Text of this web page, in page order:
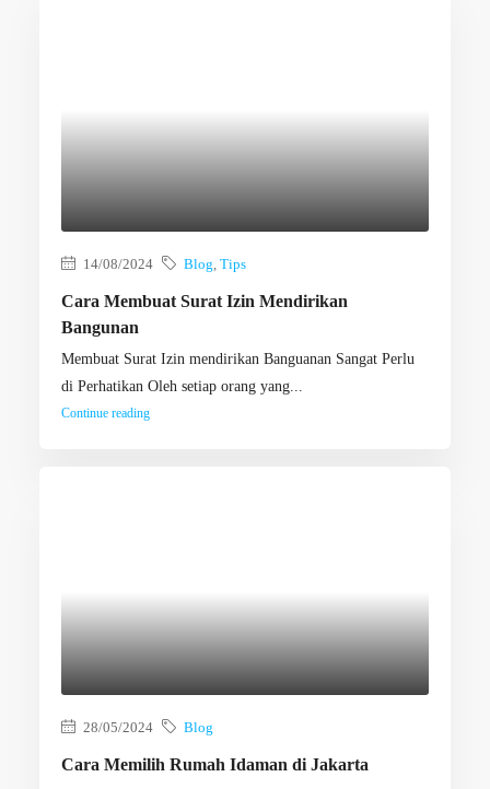
14/08/2024 Blog, Tips
Cara Membuat Surat Izin Mendirikan
Bangunan
Membuat Surat Izin mendirikan Banguanan Sangat Perlu
di Perhatikan Oleh setiap orang yang...
Continue reading
28/05/2024 Blog
Cara Memilih Rumah Idaman di Jakarta